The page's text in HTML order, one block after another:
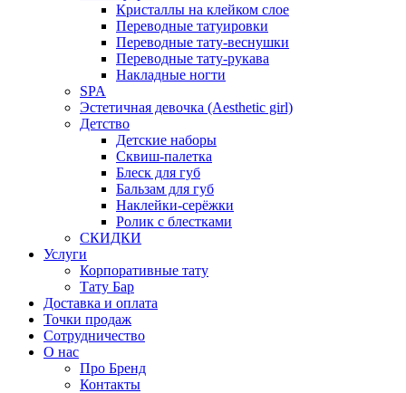
Кристаллы на клейком слое
Переводные татуировки
Переводные тату-веснушки
Переводные тату-рукава
Накладные ногти
SPA
Эстетичная девочка (Aesthetic girl)
Детство
Детские наборы
Сквиш-палетка
Блеск для губ
Бальзам для губ
Наклейки-серёжки
Ролик с блестками
СКИДКИ
Услуги
Корпоративные тату
Тату Бар
Доставка и оплата
Точки продаж
Сотрудничество
О нас
Про Бренд
Контакты